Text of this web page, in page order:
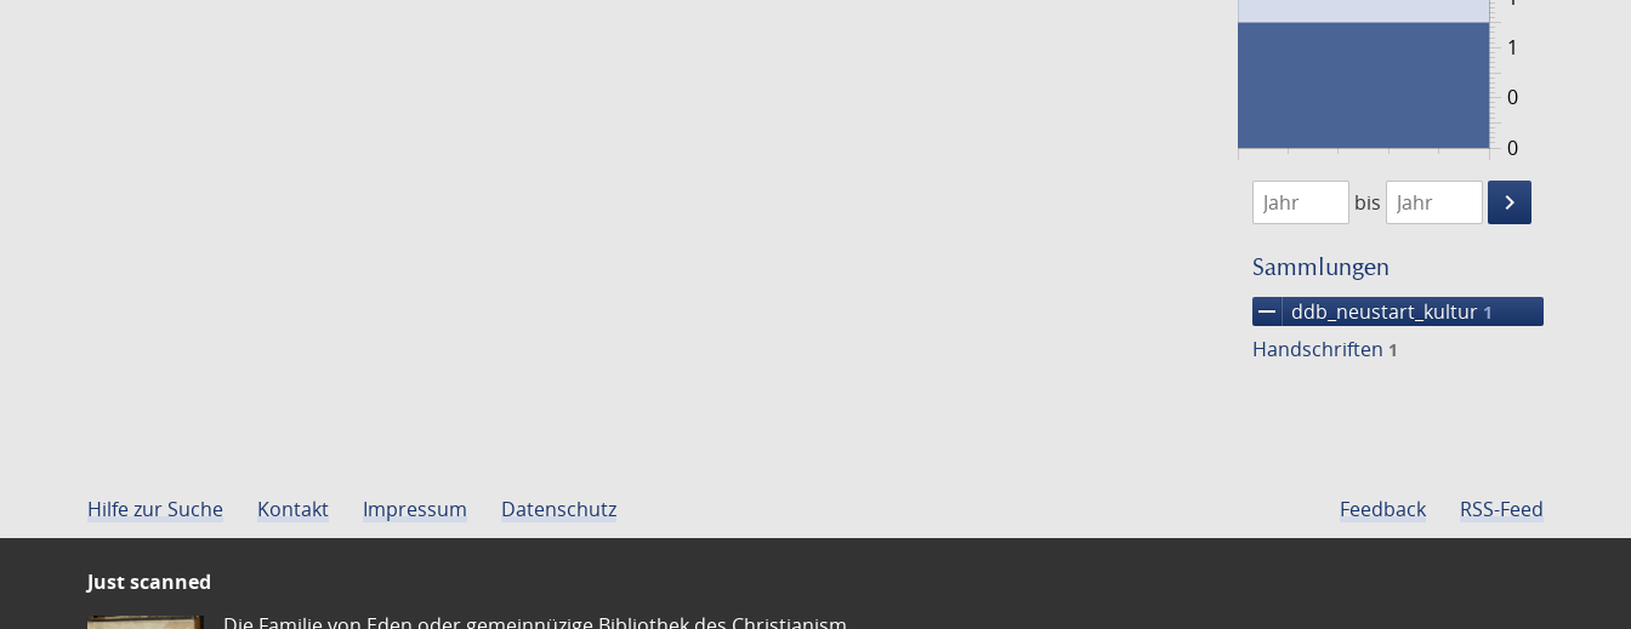
0
0
1
1474
1475
bis
keyboard_arrow_right
Suche
Sammlungen
remove ddb_neustart_kultur 1
Handschriften 1
Hilfe zur Suche Kontakt Impressum Datenschutz Feedback RSS-Feed
Just scanned